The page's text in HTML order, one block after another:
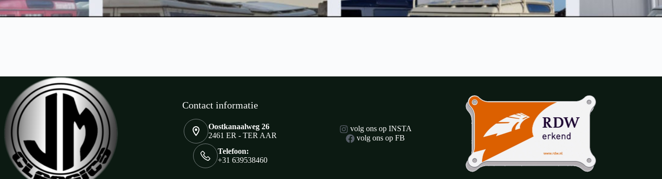
Contact informatie
Oostkanaalweg 26
2461 ER - TER AAR
Telefoon:
+31 639538460
volg ons op INSTA
volg ons op FB